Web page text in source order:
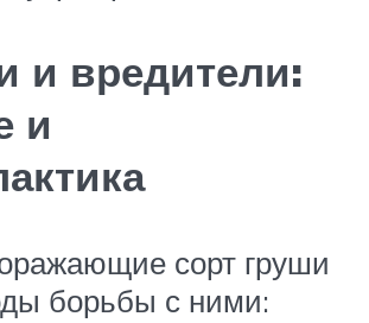
и вредители:
и
сорт груши
борьбы с ними: